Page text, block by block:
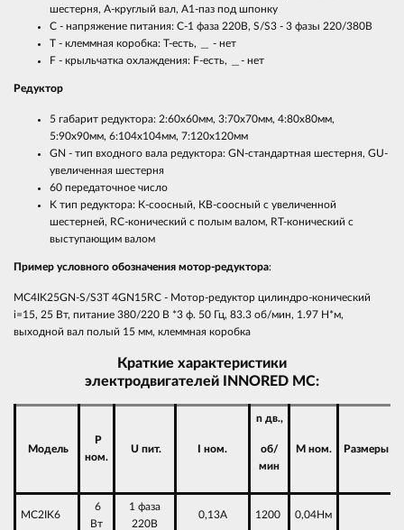
шестерня, А-круглый вал, А1-паз под шпонку
C - напряжение питания: С-1 фаза 220B, S/S3 - 3 фазы 220/380B
T - клеммная коробка: Т-есть, ＿ - нет
F - крыльчатка охлаждения: F-есть, ＿- нет
Редуктор
5 габарит редуктора: 2:60х60мм, 3:70х70мм, 4:80x80мм,
5:90х90мм, 6:104х104мм, 7:120х120мм
GN - тип входного вала редуктора: GN-стандартная шестерня, GU-
увеличенная шестерня
60 передаточное число
K тип редуктора: К-соосный, КВ-соосный с увеличенной
шестерней, RC-конический с полым валом, RT-конический с
выступающим валом
Пример условного обозначения мотор-редуктора:
MC4IK25GN-S/S3T 4GN15RC - Мотор-редуктор цилиндро-конический
i=15, 25 Вт, питание 380/220 В *3 ф. 50 Гц, 83.3 об/мин, 1.97 Н*м,
выходной вал полый 15 мм, клеммная коробка
Краткие характеристики
электродвигателей INNORED МС:
Модель
P
ном.
U пит. I ном.
n дв.,
об/
мин
M ном. Размеры
MC2IK6
6
Вт
1 фаза
220В
0,13А 1200 0,04Нм